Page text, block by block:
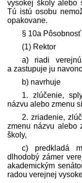
vysokej školy alebo
Tú istú osobu
opakovane.
§ 10a Pôsobnosť
(1) Rektor
a) riadi
a zastupuje ju
b) navrhuje
1. zlúčenie,
názvu alebo zmenu
2. zriadenie,
zmenu názvu alebo
školy,
c) pred­kladá
dlhodobý zámer
akademickým
radou verejnej